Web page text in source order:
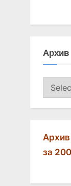
Архив
Архив
за